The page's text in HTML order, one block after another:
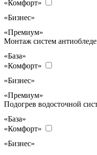
«Комфорт»
«Бизнес»
«Премиум»
Монтаж систем
«База»
«Комфорт»
«Бизнес»
«Премиум»
Подогрев водосточной
«База»
«Комфорт»
«Бизнес»